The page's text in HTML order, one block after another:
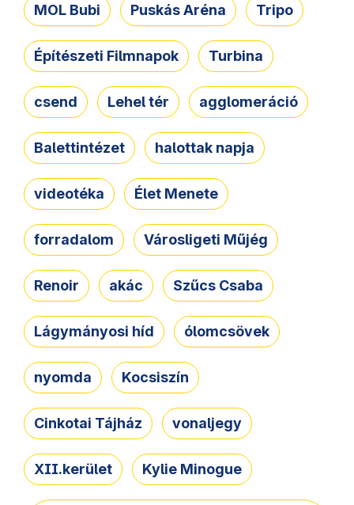
MOL Bubi Puskás Aréna Tripo
Építészeti Filmnapok Turbina
csend Lehel tér agglomeráció
Balettintézet halottak napja
videotéka Élet Menete
forradalom Városligeti Műjég
Renoir akác Szűcs Csaba
Lágymányosi híd ólomcsövek
nyomda Kocsiszín
Cinkotai Tájház vonaljegy
XII.kerület Kylie Minogue